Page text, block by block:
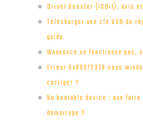
Driver booster (IOBit), avis
Télécharger une clé USB de
guide
Waanonce ne fonctionne
Erreur 0x8007232b sous
corriger ?
No bootable device : que faire
démarrage ?